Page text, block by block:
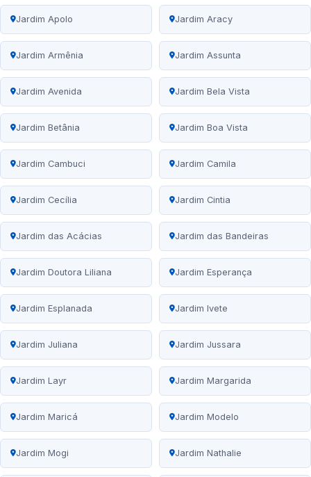
Jardim Apolo Jardim Aracy
Jardim Armênia Jardim Assunta
Jardim Avenida Jardim Bela Vista
Jardim Betânia Jardim Boa Vista
Jardim Cambuci Jardim Camila
Jardim Cecília Jardim Cintia
Jardim das Acácias Jardim das Bandeiras
Jardim Doutora Liliana Jardim Esperança
Jardim Esplanada Jardim Ivete
Jardim Juliana Jardim Jussara
Jardim Layr Jardim Margarida
Jardim Maricá Jardim Modelo
Jardim Mogi Jardim Nathalie